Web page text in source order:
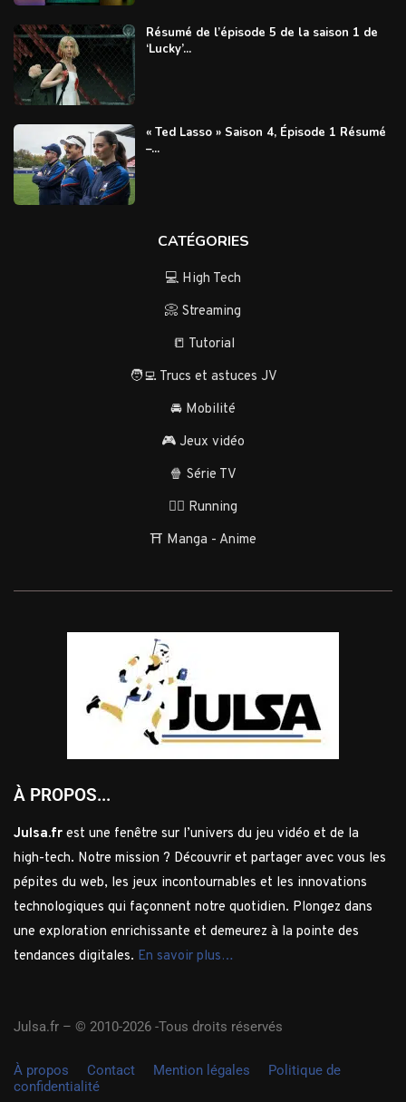
Résumé de l’épisode 5 de la saison 1 de
‘Lucky’...
« Ted Lasso » Saison 4, Épisode 1 Résumé
–...
CATÉGORIES
💻 High Tech
📀 Streaming
📒 Tutorial
🧑‍💻 Trucs et astuces JV
🚘 Mobilité
🎮 Jeux vidéo
🍿 Série TV
🏃‍♂️ Running
⛩️ Manga - Anime
À PROPOS...
Julsa.fr est une fenêtre sur l’univers du jeu vidéo et de la
high-tech. Notre mission ? Découvrir et partager avec vous les
pépites du web, les jeux incontournables et les innovations
technologiques qui façonnent notre quotidien. Plongez dans
une exploration enrichissante et demeurez à la pointe des
tendances digitales. En savoir plus…
Julsa.fr – © 2010-2026 -Tous droits réservés
À propos Contact Mention légales
Politique de
confidentialité